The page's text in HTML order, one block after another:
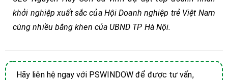
khởi nghiệp xuất sắc của Hội Doanh nghiệp trẻ Việt Nam
cùng nhiều bằng khen của UBND TP Hà Nội.
Hãy liên hệ ngay với PSWINDOW để được tư vấn,